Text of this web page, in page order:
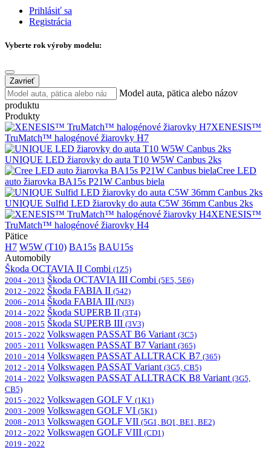
Prihlásiť sa
Registrácia
Vyberte rok výroby modelu:
Zavrieť
Model auta, pätica alebo názov
produktu
Produkty
XENESIS™
TruMatch™ halogénové žiarovky H7
UNIQUE LED žiarovky do auta T10 W5W Canbus 2ks
Cree LED
auto žiarovka BA15s P21W Canbus biela
UNIQUE Sulfid LED žiarovky do auta C5W 36mm Canbus 2ks
XENESIS™
TruMatch™ halogénové žiarovky H4
Pätice
H7 W5W (T10) BA15s BAU15s
Automobily
Škoda OCTAVIA II Combi (1Z5)
2004 - 2013 Škoda OCTAVIA III Combi (5E5, 5E6)
2012 - 2022 Škoda FABIA II (542)
2006 - 2014 Škoda FABIA III (NJ3)
2014 - 2022 Škoda SUPERB II (3T4)
2008 - 2015 Škoda SUPERB III (3V3)
2015 - 2022 Volkswagen PASSAT B6 Variant (3C5)
2005 - 2011 Volkswagen PASSAT B7 Variant (365)
2010 - 2014 Volkswagen PASSAT ALLTRACK B7 (365)
2012 - 2014 Volkswagen PASSAT Variant (3G5, CB5)
2014 - 2022 Volkswagen PASSAT ALLTRACK B8 Variant (3G5,
CB5)
2015 - 2022 Volkswagen GOLF V (1K1)
2003 - 2009 Volkswagen GOLF VI (5K1)
2008 - 2013 Volkswagen GOLF VII (5G1, BQ1, BE1, BE2)
2012 - 2022 Volkswagen GOLF VIII (CD1)
2019 - 2022